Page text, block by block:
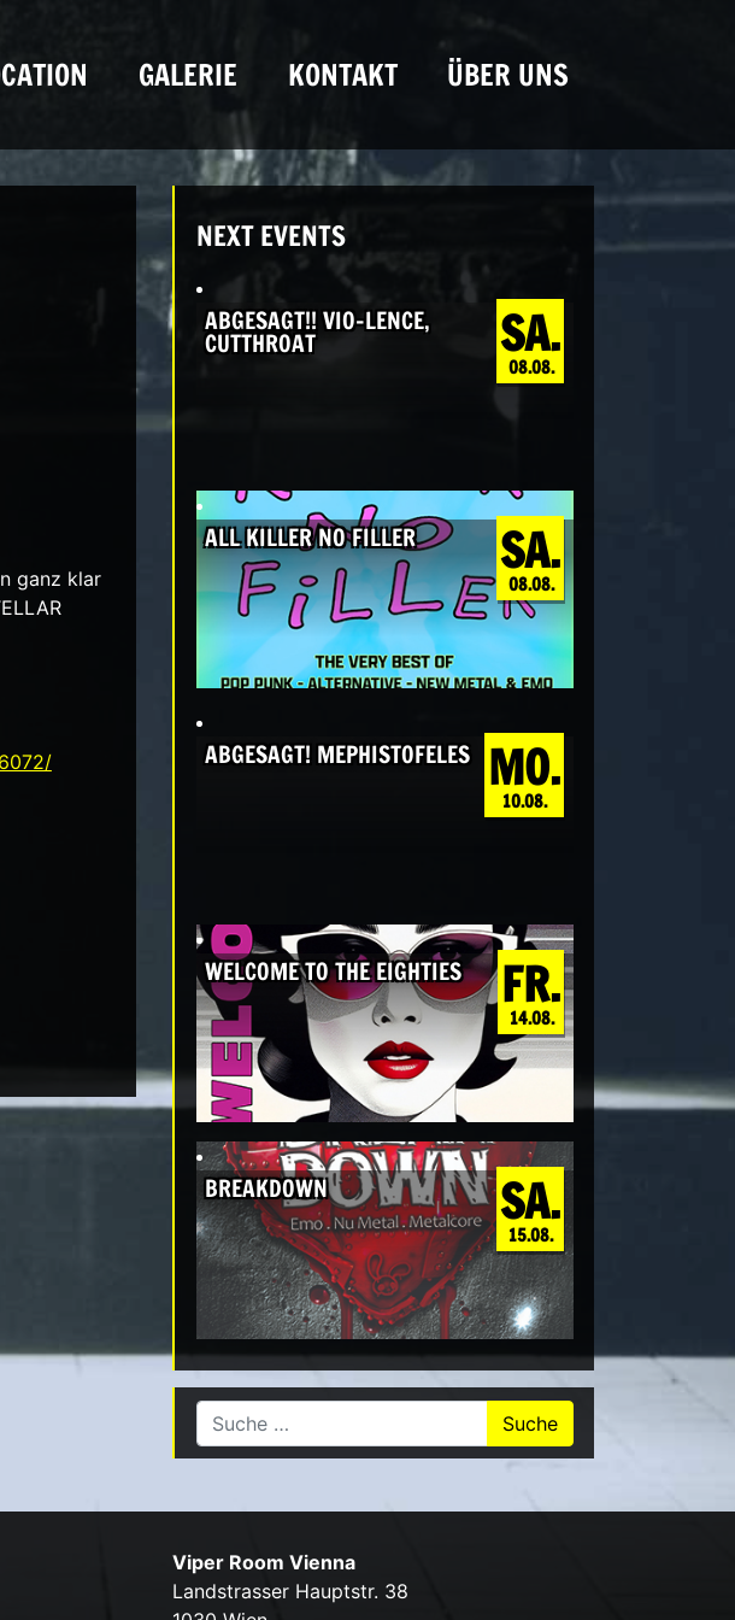
GALERIE KONTAKT ÜBER UNS
ganz klar
NEXT EVENTS
SA.
08.08.
ABGESAGT!! VIO-LENCE,
CUTTHROAT
SA.
08.08.
ALL KILLER NO FILLER
MO.
10.08.
ABGESAGT! MEPHISTOFELES
FR.
14.08.
WELCOME TO THE EIGHTIES
SA.
15.08.
BREAKDOWN
Suche nach:
Viper Room Vienna
Landstrasser Hauptstr. 38